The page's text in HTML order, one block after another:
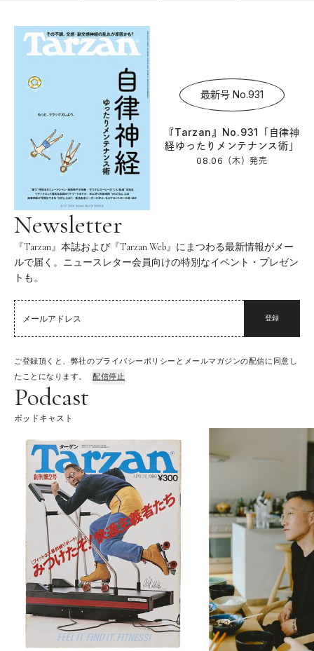
最新号 No.931
『Tarzan』No.931「自律神
経ゆったりメンテナンス術」
08.06（木）発売
Newsletter
『Tarzan』本誌および『Tarzan Web』にまつわる最新情報がメー
ルで届く。ニュースレター会員向けの特別なイベント・プレゼン
トも。
登録
ご登録頂くと、弊社のプライバシーポリシーとメールマガジンの配信に同意し
たことになります。
配信停止
Podcast
ポッドキャスト